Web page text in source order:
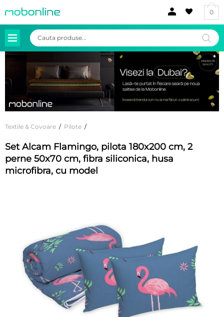
0
Products
search
Textile & Covoare / Pilote /
Set Alcam Flamingo, pilota 180x200 cm, 2
perne 50x70 cm, fibra siliconica, husa
microfibra, cu model